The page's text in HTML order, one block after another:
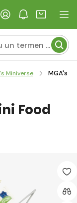
Miniverse MGA's
Food